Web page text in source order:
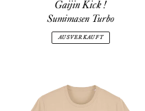
Gaijin Kick !
Sumimasen Turbo
AUSVERKAUFT
Royal